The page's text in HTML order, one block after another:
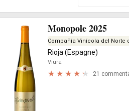
Monopole 2025
Compañía Vinícola del Norte
Rioja (Espagne)
Viura
21